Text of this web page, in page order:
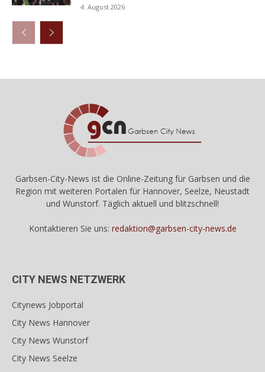
4. August 2026
Garbsen-City-News ist die Online-Zeitung für Garbsen und die
Region mit weiteren Portalen für Hannover, Seelze, Neustadt
und Wunstorf. Täglich aktuell und blitzschnell!
Kontaktieren Sie uns: redaktion@garbsen-city-news.de
CITY NEWS NETZWERK
Citynews Jobportal
City News Hannover
City News Wunstorf
City News Seelze